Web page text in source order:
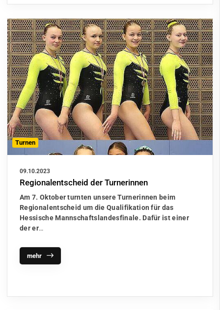
Turnen
09.10.2023
Regionalentscheid der Turnerinnen
Am 7. Oktober turnten unsere Turnerinnen beim
Regionalentscheid um die Qualifikation für das
Hessische Mannschaftslandesfinale. Dafür ist einer
der er…
mehr